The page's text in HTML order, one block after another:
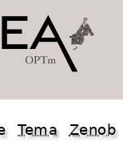
Tema
Zenob